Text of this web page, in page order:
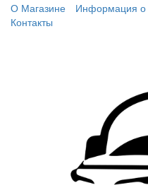
О Магазине
Информация о
Контакты